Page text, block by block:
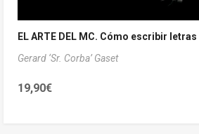
EL ARTE DEL MC. Cómo escribir
Gerard ‘Sr. Corba’ Gaset
19,90€